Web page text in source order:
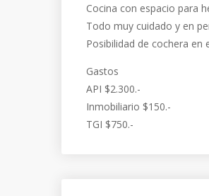
Cocina con espacio para
Todo muy cuidado y en
Posibilidad de cochera en
Gastos
API $2.300.-
Inmobiliario $150.-
TGI $750.-